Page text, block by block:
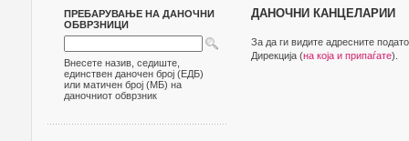
ПРЕБАРУВАЊЕ НА ДАНОЧНИ
ОБВРЗНИЦИ
Внесете назив, седиште,
единствен даночен број (ЕДБ)
или матичен број (МБ) на
даночниот обврзник
ДАНОЧНИ КАНЦЕЛАРИИ
За да ги видите адресните
Дирекција (на која и припаѓате).